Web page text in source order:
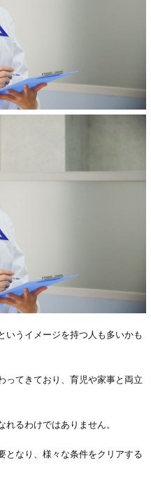
いうイメージを持つ人も多いかも
ってきており、育児や家事と両立
るわけではありません。
となり、様々な条件をクリアする